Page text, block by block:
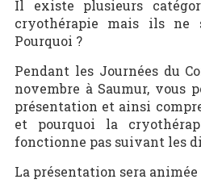
Il existe plusieurs
cryothérapie mais ils ne
Pourquoi ?
Pendant les Journées du
novembre à Saumur, vous
présentation et ainsi
et pourquoi la
fonctionne pas suivant les
La présentation sera animée